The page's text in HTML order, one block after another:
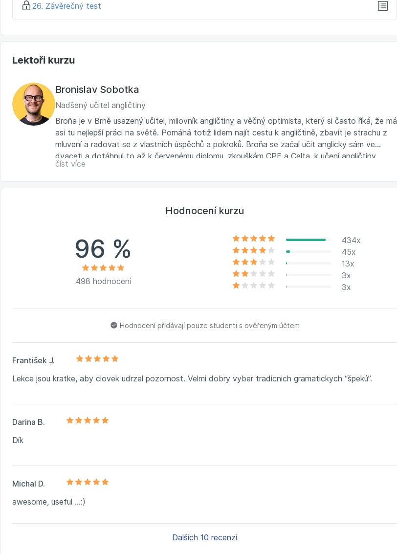
26. Závěrečný test
Lektoři kurzu
Bronislav Sobotka
Nadšený učitel angličtiny
Broňa je v Brně usazený učitel, milovník angličtiny a věčný optimista, který si často říká, že má
asi tu nejlepší práci na světě. Pomáhá totiž lidem najít cestu k angličtině, zbavit je strachu z
mluvení a radovat se z vlastních úspěchů a pokroků. Broňa se začal učit anglicky sám ve
dvaceti a dotáhnul to až k červenému diplomu, zkouškám CPE a Celta, k učení angličtiny
v Oxfordu.
číst více
Hodnocení kurzu
96 %
498 hodnocení
434x
45x
13x
3x
3x
Hodnocení přidávají pouze studenti s ověřeným účtem
František J.
Lekce jsou kratke, aby clovek udrzel pozornost. Velmi dobry vyber tradicnich gramatickych “špekú”.
Darina B.
Dík
Michal D.
awesome, useful ...:)
Dalších 10 recenzí